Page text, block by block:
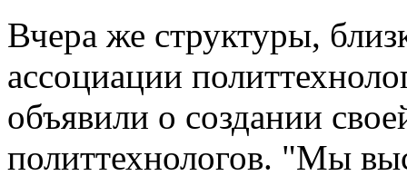
Вчера же структуры,
ассоциации
объявили о создании
политтехнологов. "Мы